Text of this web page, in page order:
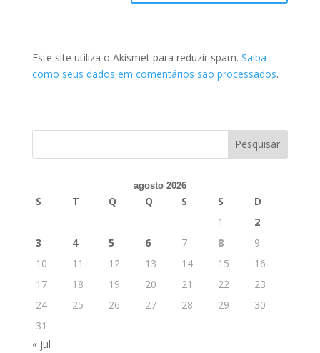
Este site utiliza o Akismet para reduzir spam. Saiba
como seus dados em comentários são processados.
agosto 2026
S T Q Q S S
D
1
2
3
4 5 6 7 8
9
10
11 12 13 14 15
16
17
18 19 20 21 22
23
24
25 26 27 28 29
30
31
« jul